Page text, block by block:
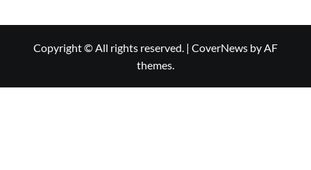
Copyright © All rights reserved. | CoverNews by AF
themes.